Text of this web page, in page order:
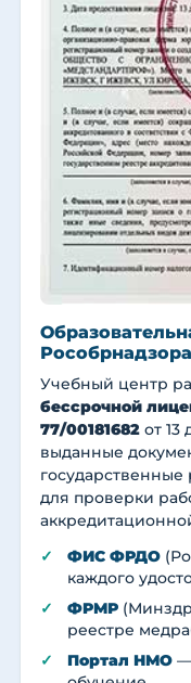
Рособрнадзора
Учебный центр
бессрочной
77/00181682 от 13
выданные
для проверки
ФИС ФРДО
каждого
ФРМР
реестре
Портал НМО —